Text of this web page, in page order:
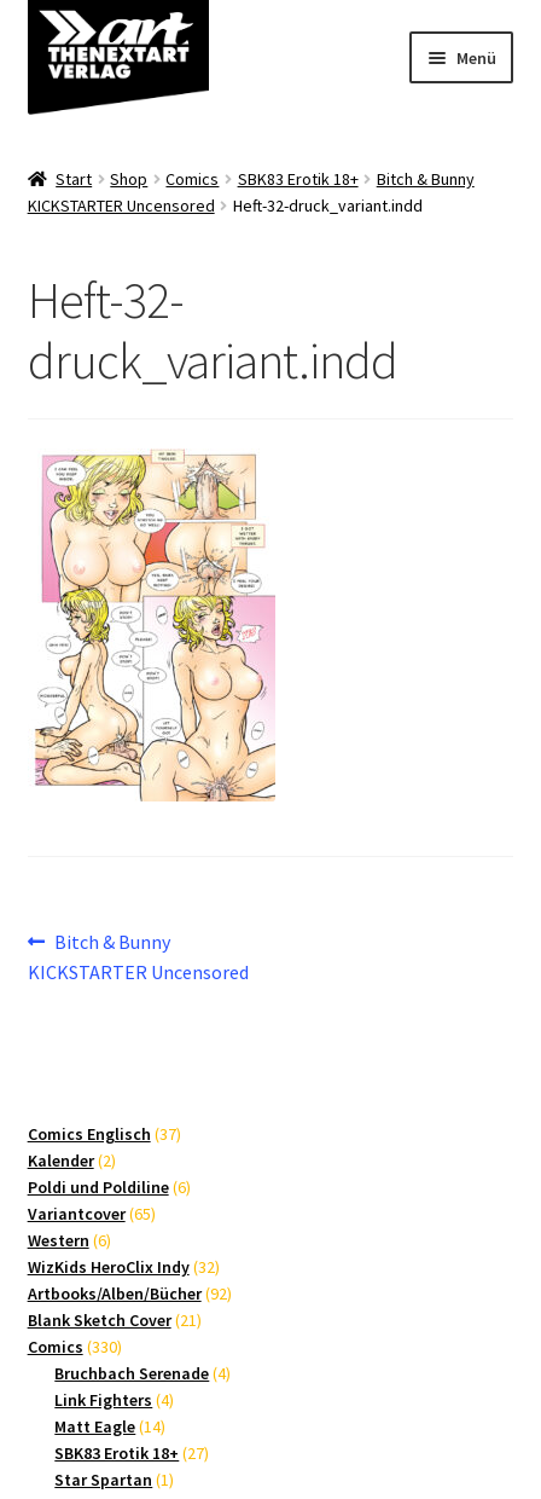
Zur
Navigation
springen
Zum
Inhalt
springen
Menü
Shop
Start Shop Comics SBK83 Erotik 18+
Bitch & Bunny
KICKSTARTER Uncensored
Heft-32-druck_variant.indd
Heft-32-
druck_variant.indd
Beitragsnavigation
Vorheriger
Beitrag:
Bitch & Bunny
KICKSTARTER Uncensored
Comics Englisch 3737
Kalender 22
Produkte
Poldi und Poldiline 66
Variantcover 6565
Western 66
Produkte
WizKids HeroClix Indy 3232
Produkte
Artbooks/Alben/Bücher 9292
Blank Sketch Cover 2121
Comics 330330
Produkte
Bruchbach Serenade 44
Link Fighters 44
Matt Eagle 1414
Produkte
SBK83 Erotik 18+ 2727
Star Spartan 11